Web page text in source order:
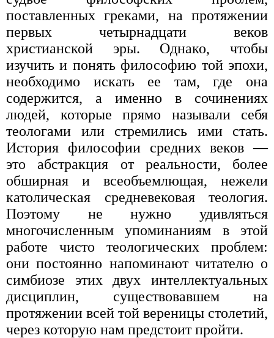
поставленных греками, на протяжении
первых четырнадцати веков
христианской эры. Однако, чтобы
изучить и понять философию той эпохи,
необходимо искать ее там, где она
содержится, а именно в сочинениях
людей, которые прямо называли себя
теологами или стремились ими стать.
История философии средних веков —
это абстракция от реальности, более
обширная и всеобъемлющая, нежели
католическая средневековая теология.
Поэтому не нужно удивляться
многочисленным упоминаниям в этой
работе чисто теологических проблем:
они постоянно напоминают читателю о
симбиозе этих двух интеллектуальных
дисциплин, существовавшем на
протяжении всей той вереницы столетий,
через которую нам предстоит пройти.